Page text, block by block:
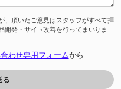
、頂いたご意見はスタッフがすべて拝
開発・サイト改善を行ってまいりま
わせ専用フォームから